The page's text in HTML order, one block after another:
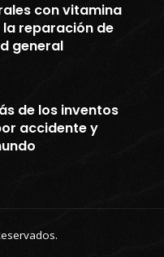
con vitamina
reparación de
general
de los inventos
accidente y